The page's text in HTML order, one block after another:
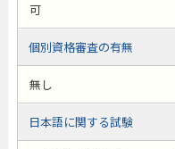
可
個別資格審査の有無
無し
日本語に関する試験